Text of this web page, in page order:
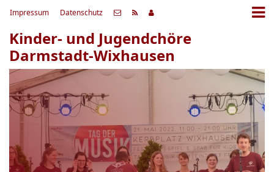
Impressum Datenschutz
Kinder- und Jugendchöre
Darmstadt-Wixhausen